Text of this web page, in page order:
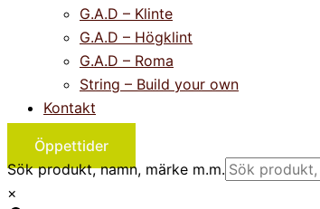
G.A.D – Klinte
G.A.D – Högklint
G.A.D – Roma
String – Build your own
Kontakt
Öppettider
Sök produkt, namn, märke m.m.
×